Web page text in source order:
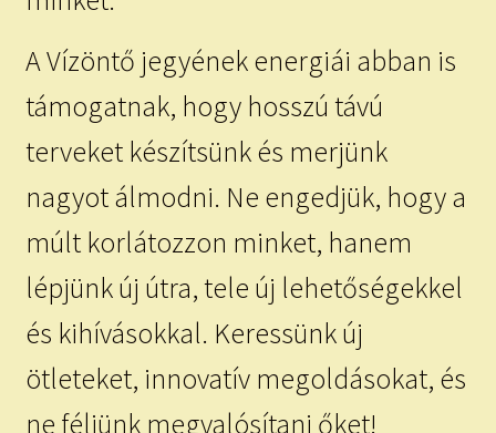
A Vízöntő jegyének energiái abban is
támogatnak, hogy hosszú távú
terveket készítsünk és merjünk
nagyot álmodni. Ne engedjük, hogy a
múlt korlátozzon minket, hanem
lépjünk új útra, tele új lehetőségekkel
és kihívásokkal. Keressünk új
ötleteket, innovatív megoldásokat, és
ne féljünk megvalósítani őket!